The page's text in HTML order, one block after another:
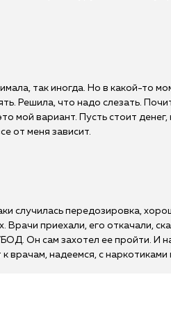
так иногда. Но в какой-то
Решила, что надо слезать.
мой вариант. Пусть стоит
от меня зависит.
случилась передозировка,
приехали, его откачали,
Он сам захотел ее пройти. И
врачам, надеемся, с наркотиками